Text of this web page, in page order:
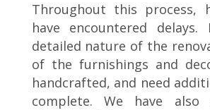
Throughout this process,
have encountered
detailed nature of the
of the furnishings and
handcrafted, and need
complete. We have also